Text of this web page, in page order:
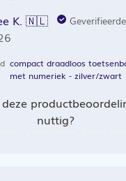
K. 🇳🇱
compact draadloos
met numeriek - zilver/zwart
nuttig?